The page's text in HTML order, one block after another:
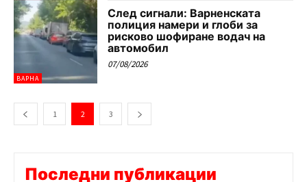
ВАРНА
След сигнали: Варненската
полиция намери и глоби за
рисково шофиране водач на
автомобил
07/08/2026
1 2 3
Последни публикации